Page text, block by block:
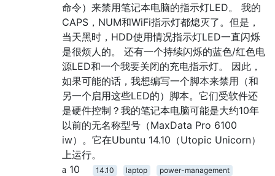
命令）来禁用笔记本电脑的指示灯LED。 我的
CAPS，NUM和WiFi指示灯都熄灭了。但是，
当天黑时，HDD使用情况指示灯LED一直闪烁
是很烦人的。 还有一个持续闪烁的蓝色/红色电
源LED和一个我要关闭的充电指示灯。 因此，
如果可能的话，我想编写一个脚本来禁用（和
另一个启用这些LED的）脚本。它们受软件还
是硬件控制？我的笔记本电脑可能是大约10年
以前的无名称型号（MaxData Pro 6100
iw）。它在Ubuntu 14.10（Utopic Unicorn）
上运行。
10
14.10 laptop power-management